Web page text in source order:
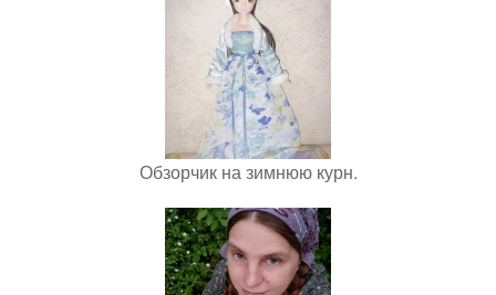
Обзорчик на зимнюю курн.